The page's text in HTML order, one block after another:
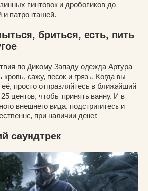
винтовок и дробовиков до
и патронташей.
бриться, есть, пить
по Дикому Западу одежда Артура
кровь, сажу, песок и грязь. Когда вы
её, просто отправляйтесь в ближайший
центов, чтобы принять ванну. И в
внешнего вида, подстригитесь и
при наличии денег.
саундтрек